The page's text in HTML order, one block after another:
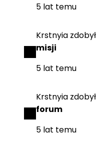
5 lat temu
Krstnyia zdobył
misji
5 lat temu
Krstnyia zdobył
forum
5 lat temu